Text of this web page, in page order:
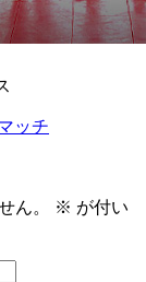
ッチ
ん。 ※ が付い